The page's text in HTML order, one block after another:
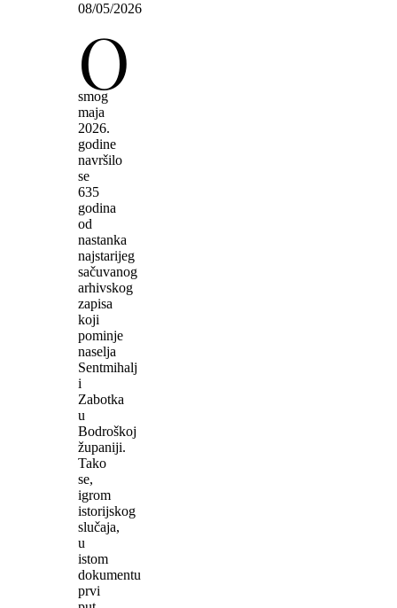
08/05/2026
O
smog
maja
2026.
godine
navršilo
se
635
godina
od
nastanka
najstarijeg
sačuvanog
arhivskog
zapisa
koji
pominje
naselja
Sentmihalj
i
Zabotka
u
Bodroškoj
županiji.
Tako
se,
igrom
istorijskog
slučaja,
u
istom
dokumentu
prvi